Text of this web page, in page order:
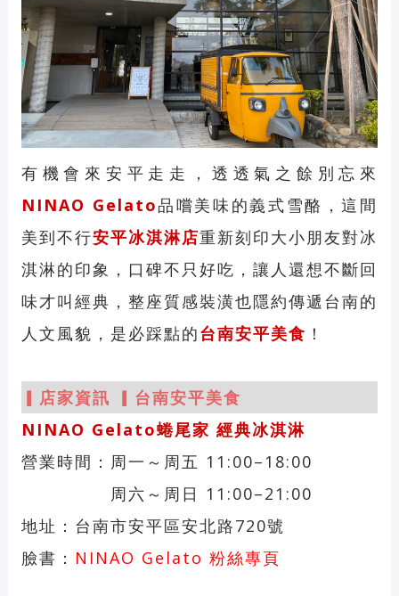
有機會來安平走走，透透氣之餘別忘來
NINAO Gelato品嚐美味的義式雪酪，這間
美到不行安平冰淇淋店重新刻印大小朋友對冰
淇淋的印象，口碑不只好吃，讓人還想不斷回
味才叫經典，整座質感裝潢也隱約傳遞台南的
人文風貌，是必踩點的台南安平美食 ！
▎店家資訊 ▎台南安平美食
NINAO Gelato蜷尾家 經典冰淇淋
營業時間：周一～周五 11:00–18:00
周六～周日 11:00–21:00
地址：台南市安平區安北路720號
臉書： NINAO Gelato 粉絲專頁